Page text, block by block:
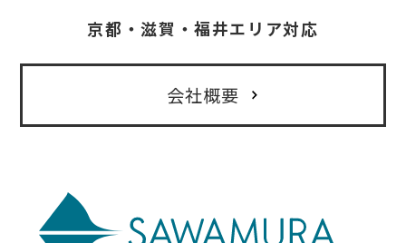
京都・滋賀・福井エリア対応
会社概要